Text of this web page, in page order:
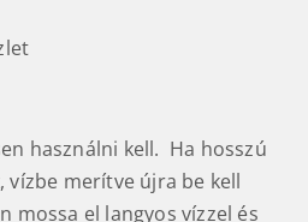
használni kell. Ha hosszú
vízbe merítve újra be kell
mossa el langyos vízzel és